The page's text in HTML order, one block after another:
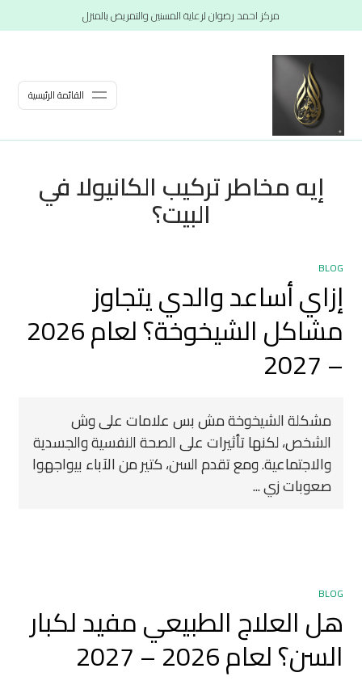
مركز احمد رضوان لرعاية المسنين والتمريض بالمنزل
القائمة الرئيسية
إيه مخاطر تركيب الكانيولا في
البيت؟
BLOG
إزاي أساعد والدي يتجاوز
مشاكل الشيخوخة؟ لعام 2026
– 2027
مشكلة الشيخوخة مش بس علامات على وش
الشخص، لكنها تأثيرات على الصحة النفسية والجسدية
والاجتماعية. ومع تقدم السن، كتير من الآباء بيواجهوا
صعوبات زي ...
BLOG
هل العلاج الطبيعي مفيد لكبار
السن؟ لعام 2026 – 2027